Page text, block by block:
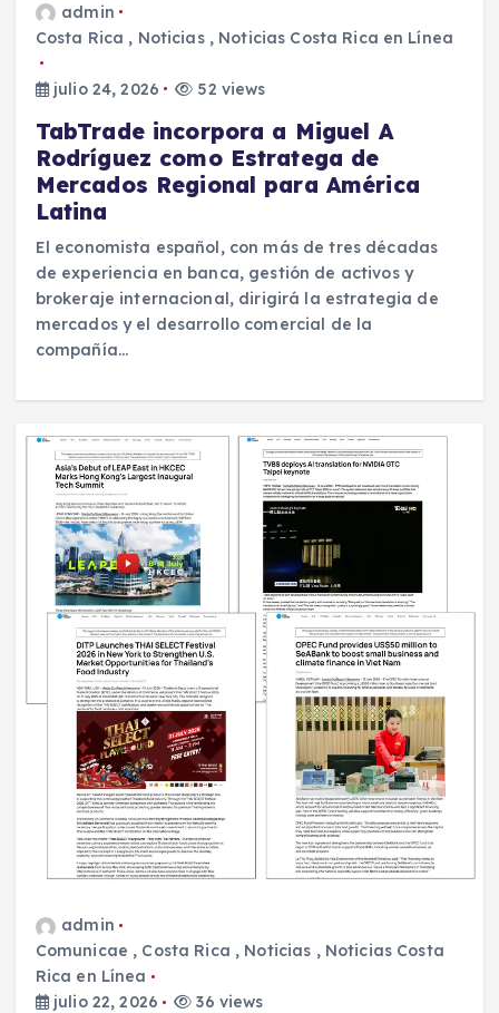
admin
Costa Rica , Noticias, Noticias Costa Rica en Línea
julio 24, 2026 52 views
TabTrade incorpora a Miguel A
Rodríguez como Estratega de
Mercados Regional para América
Latina
El economista español, con más de tres décadas
de experiencia en banca, gestión de activos y
brokeraje internacional, dirigirá la estrategia de
mercados y el desarrollo comercial de la
compañía…
admin
Comunicae , Costa Rica , Noticias , Noticias Costa
Rica en Línea
julio 22, 2026
36 views